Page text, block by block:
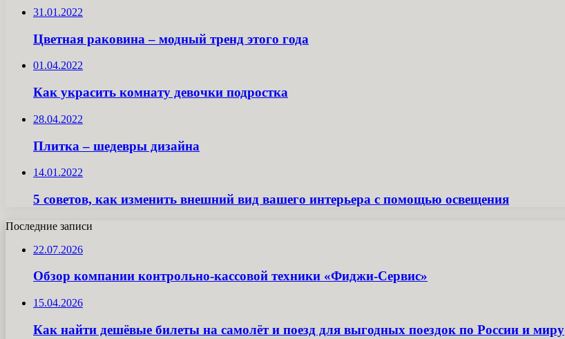
31.01.2022
Цветная раковина – модный тренд этого года
01.04.2022
Как украсить комнату девочки подростка
28.04.2022
Плитка – шедевры дизайна
14.01.2022
5 советов, как изменить внешний вид вашего интерьера с помощью освещения
Последние записи
22.07.2026
Обзор компании контрольно-кассовой техники «Фиджи-Сервис»
15.04.2026
Как найти дешёвые билеты на самолёт и поезд для выгодных поездок по России и миру